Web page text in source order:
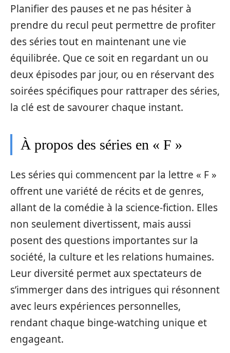
Planifier des pauses et ne pas hésiter à
prendre du recul peut permettre de profiter
des séries tout en maintenant une vie
équilibrée. Que ce soit en regardant un ou
deux épisodes par jour, ou en réservant des
soirées spécifiques pour rattraper des séries,
la clé est de savourer chaque instant.
À propos des séries en « F »
Les séries qui commencent par la lettre « F »
offrent une variété de récits et de genres,
allant de la comédie à la science-fiction. Elles
non seulement divertissent, mais aussi
posent des questions importantes sur la
société, la culture et les relations humaines.
Leur diversité permet aux spectateurs de
s’immerger dans des intrigues qui résonnent
avec leurs expériences personnelles,
rendant chaque binge-watching unique et
engageant.